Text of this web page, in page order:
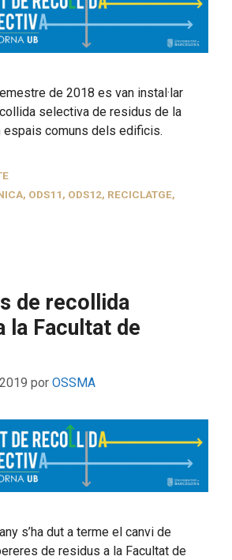
de 2018 es van instal·lar
selectiva de residus de la
espais comuns dels edificis.
, ODS11, ODS12, RECICLATGE,
de recollida
la Facultat de
por OSSMA
s’ha dut a terme el canvi de
de residus a la Facultat de